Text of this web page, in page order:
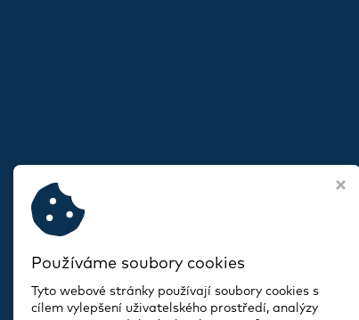
Pokud s vámi rezonují naše
o sobě, o svém
Používáme soubory cookies
Tyto webové stránky používají soubory cookies s
cílem vylepšení uživatelského prostředí, analýzy